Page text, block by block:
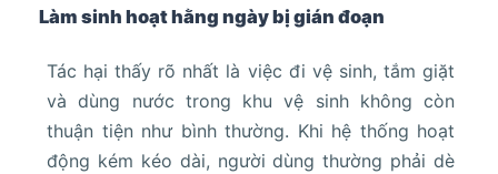
Làm sinh hoạt hằng ngày bị gián đoạn
Tác hại thấy rõ nhất là việc đi vệ sinh, tắm giặt
và dùng nước trong khu vệ sinh không còn
thuận tiện như bình thường. Khi hệ thống hoạt
động kém kéo dài, người dùng thường phải dè